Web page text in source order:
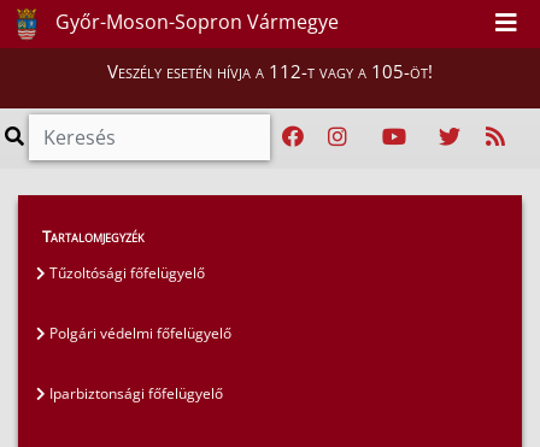
Győr-Moson-Sopron Vármegye
Veszély esetén hívja a 112-t vagy a 105-öt!
Magunkról
Katasztrófavédelmi Műveleti Szolgálat
Tartalomjegyzék
Tűzoltósági főfelügyelő
Polgári védelmi főfelügyelő
Iparbiztonsági főfelügyelő